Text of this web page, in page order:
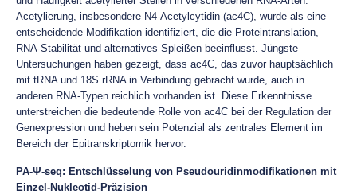
Acetylierung, insbesondere N4-Acetylcytidin (ac4C), wurde als eine
entscheidende Modifikation identifiziert, die die Proteintranslation,
RNA-Stabilität und alternatives Spleißen beeinflusst. Jüngste
Untersuchungen haben gezeigt, dass ac4C, das zuvor hauptsächlich
mit tRNA und 18S rRNA in Verbindung gebracht wurde, auch in
anderen RNA-Typen reichlich vorhanden ist. Diese Erkenntnisse
unterstreichen die bedeutende Rolle von ac4C bei der Regulation der
Genexpression und heben sein Potenzial als zentrales Element im
Bereich der Epitranskriptomik hervor.
PA-Ψ-seq: Entschlüsselung von Pseudouridinmodifikationen mit
Einzel-Nukleotid-Präzision